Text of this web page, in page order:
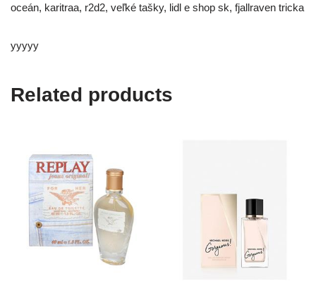
oceán, karitraa, r2d2, veľké tašky, lidl e shop sk, fjallraven tricka
yyyyy
Related products